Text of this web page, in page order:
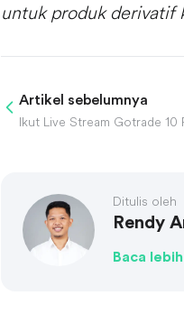
untuk produk derivatif
Artikel sebelumnya
Ditulis oleh
Rendy
Baca